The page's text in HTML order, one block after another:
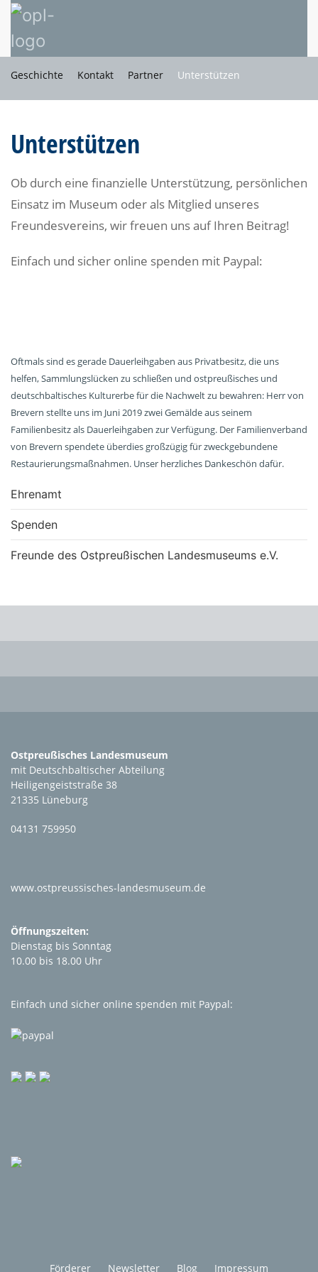
Geschichte Kontakt Partner Unterstützen
Unterstützen
Ob durch eine finanzielle Unterstützung, persönlichen
Einsatz im Museum oder als Mitglied unseres
Freundesvereins, wir freuen uns auf Ihren Beitrag!
Einfach und sicher online spenden mit Paypal:
Oftmals sind es gerade Dauerleihgaben aus Privatbesitz, die uns
helfen, Sammlungslücken zu schließen und ostpreußisches und
deutschbaltisches Kulturerbe für die Nachwelt zu bewahren: Herr von
Brevern stellte uns im Juni 2019 zwei Gemälde aus seinem
Familienbesitz als Dauerleihgaben zur Verfügung. Der Familienverband
von Brevern spendete überdies großzügig für zweckgebundene
Restaurierungsmaßnahmen. Unser herzliches Dankeschön dafür.
Ehrenamt
Spenden
Freunde des Ostpreußischen Landesmuseums e.V.
Ostpreußisches Landesmuseum
mit Deutschbaltischer Abteilung
Heiligengeiststraße 38
21335 Lüneburg
04131 759950
www.ostpreussisches-landesmuseum.de
Öffnungszeiten:
Dienstag bis Sonntag
10.00 bis 18.00 Uhr
Einfach und sicher online spenden mit Paypal:
Förderer Newsletter Blog Impressum